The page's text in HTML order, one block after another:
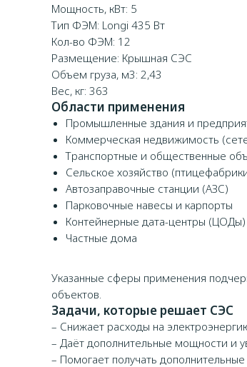
Мощность, кВт: 5
Тип ФЭМ: Longi 435 Вт
Кол-во ФЭМ: 12
Размещение: Крышная СЭС
Объем груза, м3: 2,43
Вес, кг: 363
Области применения
Промышленные здания и
Коммерческая недвижимость
Транспортные и общественные
Сельское хозяйство
Автозаправочные станции (АЗС)
Парковочные навесы и карпорты
Контейнерные дата-центры (ЦОДы)
Частные дома
Указанные сферы применения
объектов.
Задачи, которые решает СЭС
– Снижает расходы на
– Даёт дополнительные мощности и
– Помогает получать